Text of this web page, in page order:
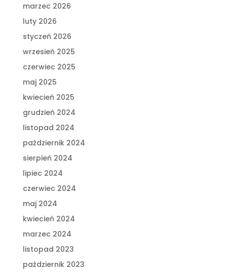
marzec 2026
luty 2026
styczeń 2026
wrzesień 2025
czerwiec 2025
maj 2025
kwiecień 2025
grudzień 2024
listopad 2024
październik 2024
sierpień 2024
lipiec 2024
czerwiec 2024
maj 2024
kwiecień 2024
marzec 2024
listopad 2023
październik 2023